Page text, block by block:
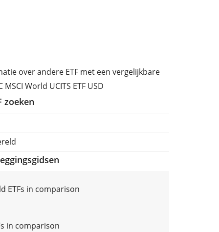
over andere ETF met een vergelijkbare
World UCITS ETF USD
zoeken
ETFs in comparison
in comparison